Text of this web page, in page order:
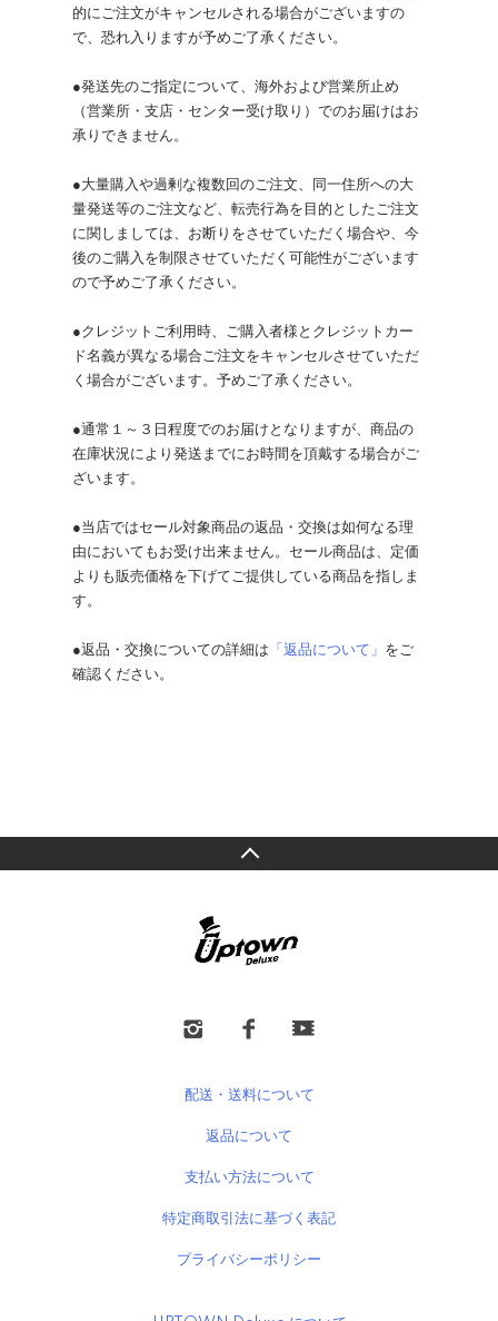
的にご注文がキャンセルされる場合がございますの
で、恐れ入りますが予めご了承ください。
●発送先のご指定について、海外および営業所止め
（営業所・支店・センター受け取り）でのお届けはお
承りできません。
●大量購入や過剰な複数回のご注文、同一住所への大
量発送等のご注文など、転売行為を目的としたご注文
に関しましては、お断りをさせていただく場合や、今
後のご購入を制限させていただく可能性がございます
ので予めご了承ください。
●クレジットご利用時、ご購入者様とクレジットカー
ド名義が異なる場合ご注文をキャンセルさせていただ
く場合がございます。予めご了承ください。
●通常１～３日程度でのお届けとなりますが、商品の
在庫状況により発送までにお時間を頂戴する場合がご
ざいます。
●当店ではセール対象商品の返品・交換は如何なる理
由においてもお受け出来ません。セール商品は、定価
よりも販売価格を下げてご提供している商品を指しま
す。
●返品・交換についての詳細は 「返品について」 をご
確認ください。
配送・送料について
返品について
支払い方法について
特定商取引法に基づく表記
プライバシーポリシー